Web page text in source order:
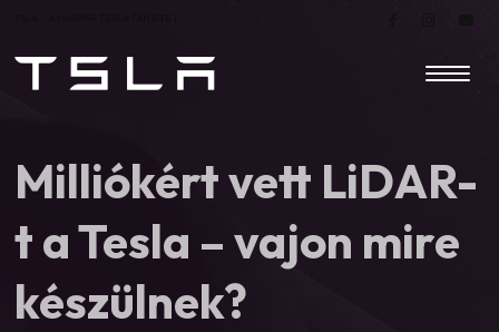
Milliókért vett LiDAR-
t a Tesla – vajon mire
készülnek?